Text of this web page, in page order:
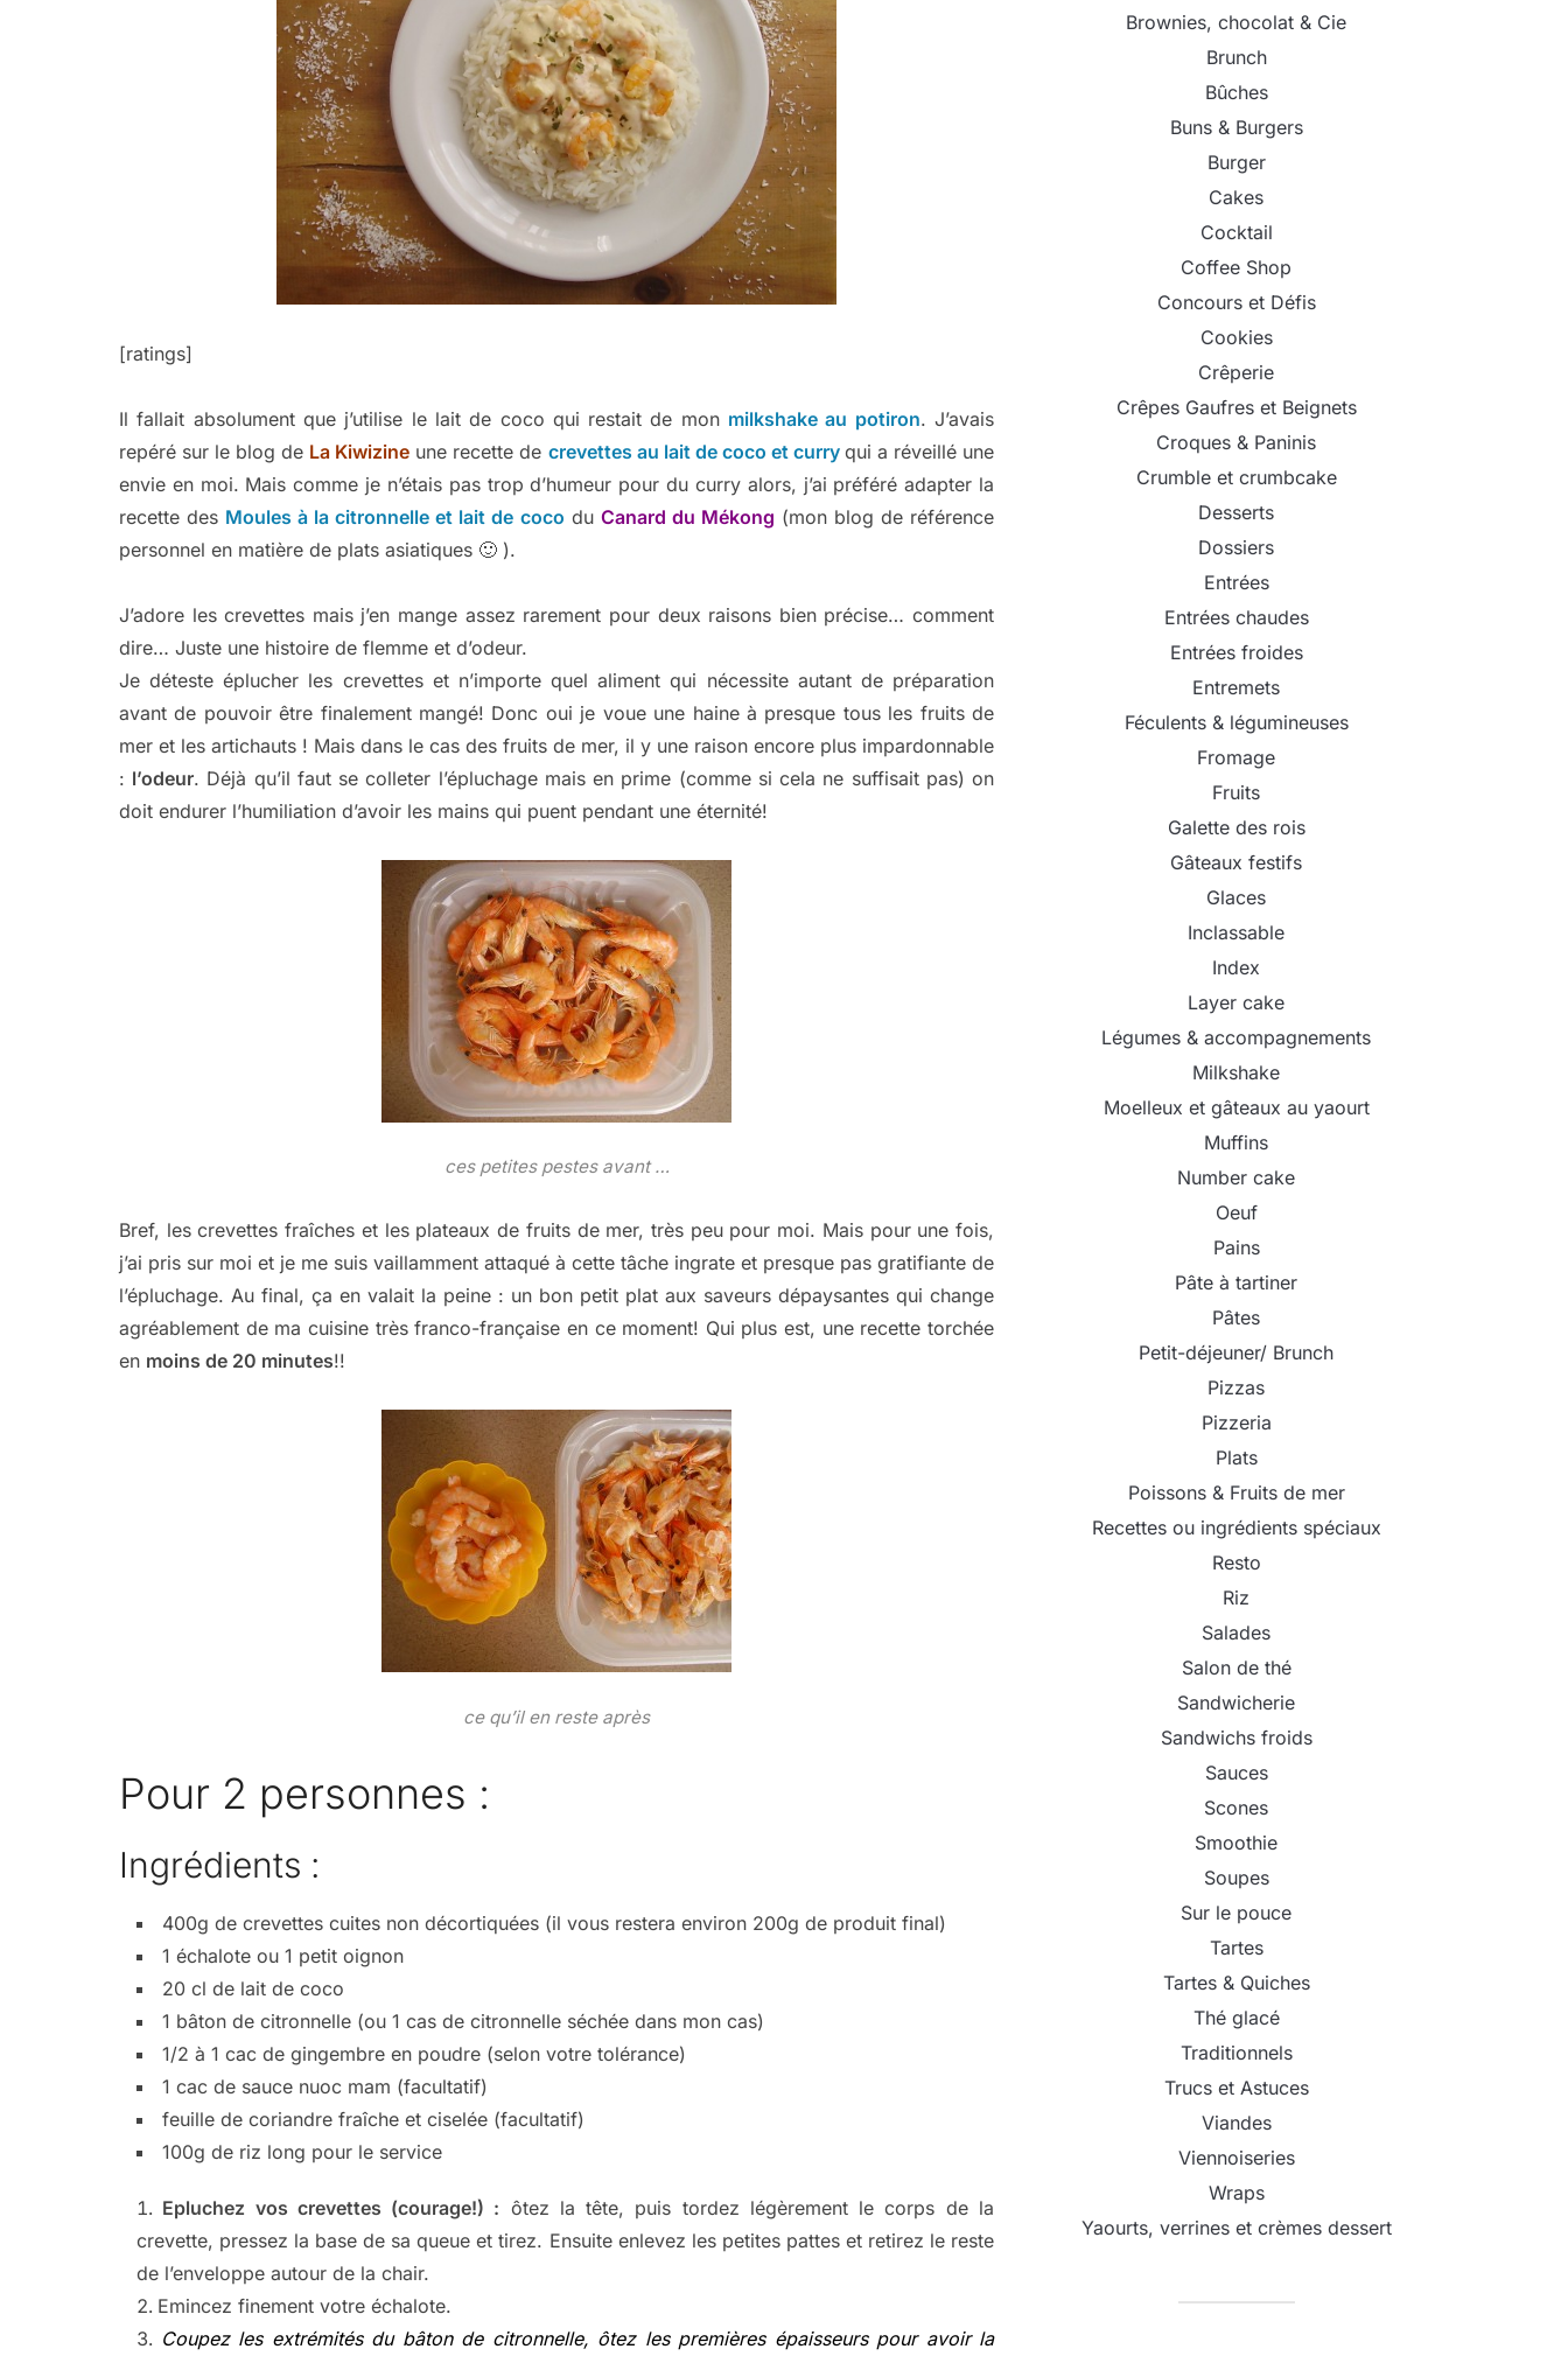
[ratings]
Il fallait absolument que j’utilise le lait de coco qui restait de mon milkshake au potiron. J’avais
repéré sur le blog de La Kiwizine une recette de crevettes au lait de coco et curry qui a réveillé une
envie en moi. Mais comme je n’étais pas trop d’humeur pour du curry alors, j’ai préféré adapter la
recette des Moules à la citronnelle et lait de coco du Canard du Mékong (mon blog de référence
personnel en matière de plats asiatiques 🙂 ).
J’adore les crevettes mais j’en mange assez rarement pour deux raisons bien précise… comment
dire… Juste une histoire de flemme et d’odeur.
Je déteste éplucher les crevettes et n’importe quel aliment qui nécessite autant de préparation
avant de pouvoir être finalement mangé! Donc oui je voue une haine à presque tous les fruits de
mer et les artichauts ! Mais dans le cas des fruits de mer, il y une raison encore plus impardonnable
: l’odeur. Déjà qu’il faut se colleter l’épluchage mais en prime (comme si cela ne suffisait pas) on
doit endurer l’humiliation d’avoir les mains qui puent pendant une éternité!
ces petites pestes avant …
Bref, les crevettes fraîches et les plateaux de fruits de mer, très peu pour moi. Mais pour une fois,
j’ai pris sur moi et je me suis vaillamment attaqué à cette tâche ingrate et presque pas gratifiante de
l’épluchage. Au final, ça en valait la peine : un bon petit plat aux saveurs dépaysantes qui change
agréablement de ma cuisine très franco-française en ce moment! Qui plus est, une recette torchée
en moins de 20 minutes!!
ce qu’il en reste après
Pour 2 personnes :
Ingrédients :
400g de crevettes cuites non décortiquées (il vous restera environ 200g de produit final)
1 échalote ou 1 petit oignon
20 cl de lait de coco
1 bâton de citronnelle (ou 1 cas de citronnelle séchée dans mon cas)
1/2 à 1 cac de gingembre en poudre (selon votre tolérance)
1 cac de sauce nuoc mam (facultatif)
feuille de coriandre fraîche et ciselée (facultatif)
100g de riz long pour le service
Epluchez vos crevettes (courage!) : ôtez la tête, puis tordez légèrement le corps de la
crevette, pressez la base de sa queue et tirez. Ensuite enlevez les petites pattes et retirez le reste
de l’enveloppe autour de la chair.
Emincez finement votre échalote.
Coupez les extrémités du bâton de citronnelle, ôtez les premières épaisseurs pour avoir la
Brownies, chocolat & Cie
Brunch
Bûches
Buns & Burgers
Burger
Cakes
Cocktail
Coffee Shop
Concours et Défis
Cookies
Crêperie
Crêpes Gaufres et Beignets
Croques & Paninis
Crumble et crumbcake
Desserts
Dossiers
Entrées
Entrées chaudes
Entrées froides
Entremets
Féculents & légumineuses
Fromage
Fruits
Galette des rois
Gâteaux festifs
Glaces
Inclassable
Index
Layer cake
Légumes & accompagnements
Milkshake
Moelleux et gâteaux au yaourt
Muffins
Number cake
Oeuf
Pains
Pâte à tartiner
Pâtes
Petit-déjeuner/ Brunch
Pizzas
Pizzeria
Plats
Poissons & Fruits de mer
Recettes ou ingrédients spéciaux
Resto
Riz
Salades
Salon de thé
Sandwicherie
Sandwichs froids
Sauces
Scones
Smoothie
Soupes
Sur le pouce
Tartes
Tartes & Quiches
Thé glacé
Traditionnels
Trucs et Astuces
Viandes
Viennoiseries
Wraps
Yaourts, verrines et crèmes dessert